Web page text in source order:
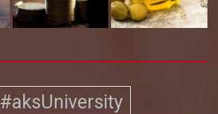
#aksUniversity